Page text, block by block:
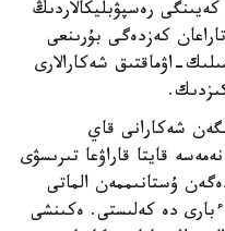
رەسپۋبليكالاردىڭ
كەزدەگى بۇرىنعى
اۋماقتىق شەكارالارى
شەكارانى قاي
قايتا قاراۋعا تىرىسۋى
ۇستانىممەن الماتى
ءبارى دە كەلىستى. ەكىنشى